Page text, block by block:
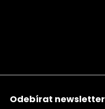
Zápatí
Odebírat newsletter